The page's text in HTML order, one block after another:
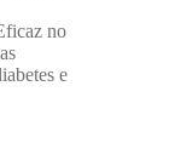
no
e